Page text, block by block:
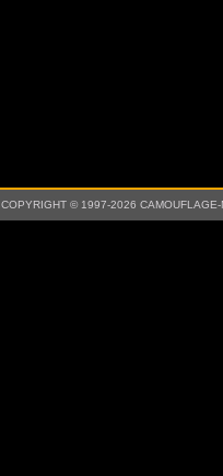
COPYRIGHT © 1997-2026 CAMOUFLAGE-